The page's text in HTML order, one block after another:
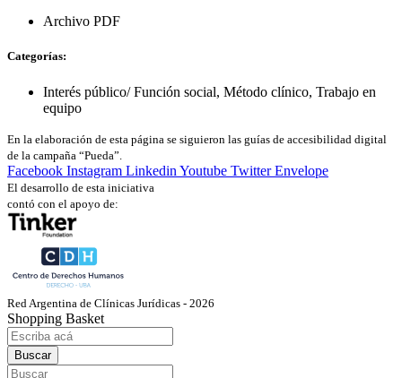
Archivo PDF
Categorías:
Interés público/ Función social, Método clínico, Trabajo en
equipo
En la elaboración de esta página se siguieron las guías de accesibilidad digital
de la campaña “Pueda”.
Facebook Instagram Linkedin Youtube Twitter Envelope
El desarrollo de esta iniciativa
contó con el apoyo de:
Red Argentina de Clínicas Jurídicas - 2026
Shopping Basket